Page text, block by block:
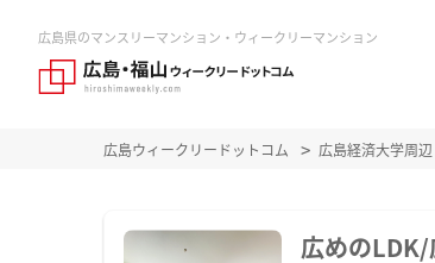
広島県のマンスリーマンション・ウィークリーマンション
広島ウィークリードットコム 広島経済大学周辺
広めのLDK/